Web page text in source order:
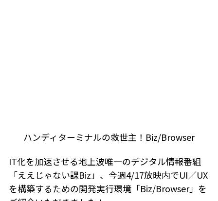
ハンディターミナルの救世主！Biz/Browser
IT化を加速させる地上波唯一のデジタル情報番組
「ええじゃない課Biz」、今週4/17放映内でUI／UX
を構築するための開発実行環境「Biz/Browser」を